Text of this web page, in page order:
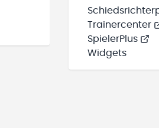
Trainercenter
SpielerPlus
Widgets